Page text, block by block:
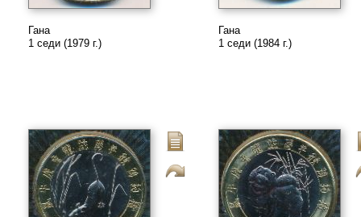
Гана
1 седи (1979 г.)
Гана
1 седи (1984 г.)